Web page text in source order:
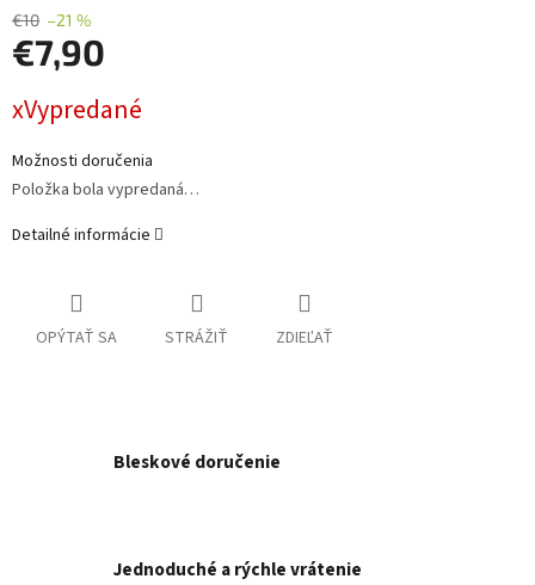
€10 –21 %
€7,90
cena:
xVypredané
Možnosti doručenia
Položka bola vypredaná…
Detailné informácie
OPÝTAŤ SA STRÁŽIŤ ZDIEĽAŤ
Bleskové doručenie
Jednoduché a rýchle vrátenie